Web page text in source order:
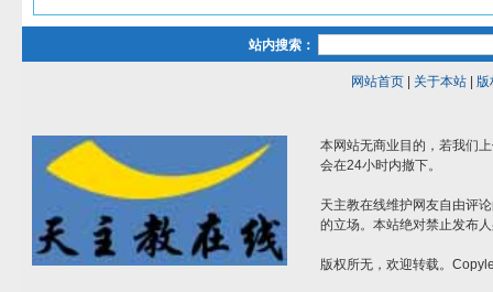
站内搜索：
网站首页| 关于本站| 版
本网站无商业目的，若我们
会在24小时内撤下。
天主教在线维护网友自由评
的立场。本站绝对禁止发布
版权所无，欢迎转载。